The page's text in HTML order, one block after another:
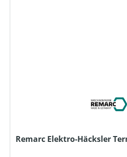
Remarc Elektro-Häcksler